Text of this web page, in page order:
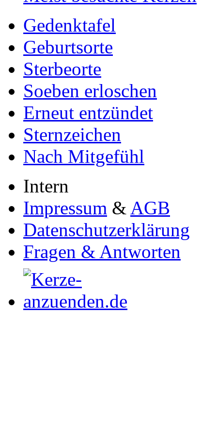
Gedenktafel
Geburtsorte
Sterbeorte
Soeben erloschen
Erneut entzündet
Sternzeichen
Nach Mitgefühl
Intern
Impressum & AGB
Datenschutzerklärung
Fragen & Antworten